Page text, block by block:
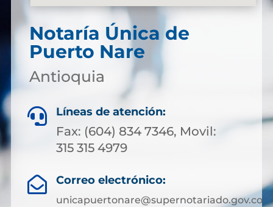
Notaría Única de
Puerto Nare
Antioquia
 Líneas de atención:
Fax: (604) 834 7346, Movil:
315 315 4979
 Correo electrónico:
unicapuertonare@supernotariado.gov.co